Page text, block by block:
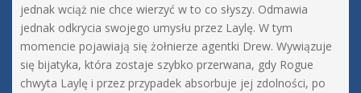
jednak wciąż nie chce wierzyć w to co słyszy. Odmawia
jednak odkrycia swojego umysłu przez Laylę. W tym
momencie pojawiają się żołnierze agentki Drew. Wywiązuje
się bijatyka, która zostaje szybko przerwana, gdy Rogue
chwyta Laylę i przez przypadek absorbuje jej zdolności, po